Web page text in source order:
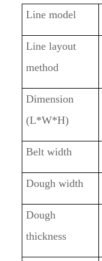
Line model
Line layout
method
Dimension
(L*W*H)
Belt width
Dough width
Dough
thickness